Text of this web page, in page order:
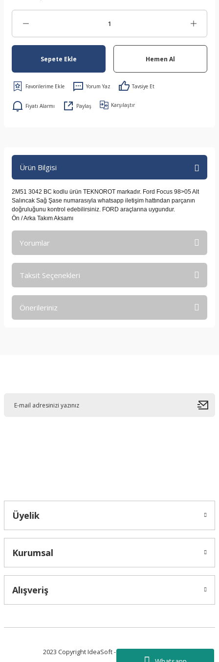
Sepete Ekle Hemen Al
Yorum Yaz Tavsiye Et
Fiyatı Alarmı Paylaş Karşılaştır
Ürün Bilgisi
2M51 3042 BC kodlu ürün TEKNOROT markadır. Ford Focus 98>05 Alt
Salıncak Sağ Şase numarasıyla whatsapp iletişim hattından parçanın
doğruluğunu kontrol edebilirsiniz. FORD araçlarına uygundur.
Ön / Arka Takım Aksamı
Yorumlar
Taksit Seçenekleri
Önerileriniz
Üyelik
Kurumsal
Alışveriş
2023 Copyright IdeaSoft - Tüm Hakları Saklıdır.